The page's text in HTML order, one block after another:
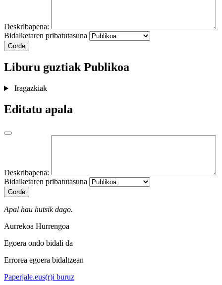
Deskribapena:
Bidalketaren pribatutasuna
Gorde
Liburu guztiakPublikoa
Iragazkiak
Editatu apala
Deskribapena:
Bidalketaren pribatutasuna
Gorde
Apal hau hutsik dago.
Aurrekoa Hurrengoa
Egoera ondo bidali da
Errorea egoera bidaltzean
Paperjale.eus(r)i buruz